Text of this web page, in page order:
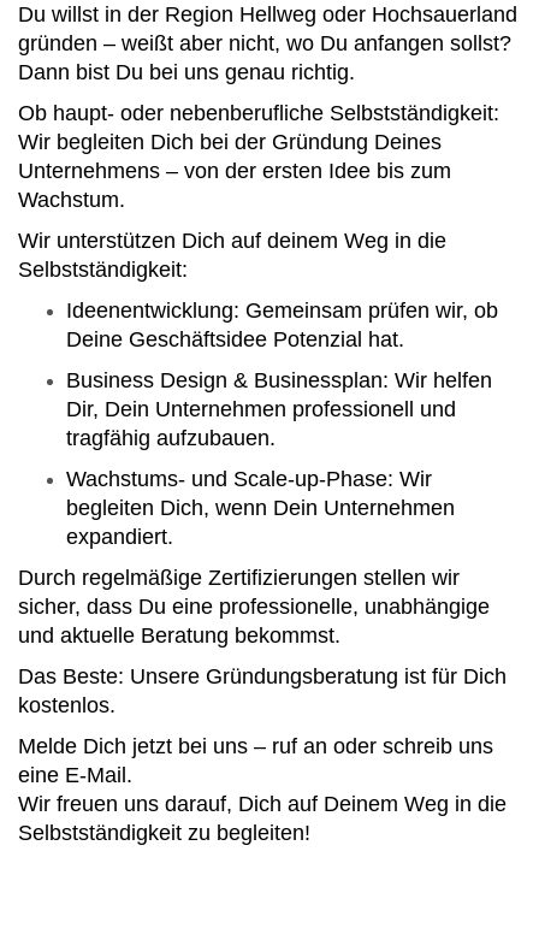
Du willst in der Region Hellweg oder Hochsauerland
gründen – weißt aber nicht, wo Du anfangen sollst?
Dann bist Du bei uns genau richtig.
Ob haupt- oder nebenberufliche Selbstständigkeit:
Wir begleiten Dich bei der Gründung Deines
Unternehmens – von der ersten Idee bis zum
Wachstum.
Wir unterstützen Dich auf deinem Weg in die
Selbstständigkeit:
Ideenentwicklung: Gemeinsam prüfen wir, ob
Deine Geschäftsidee Potenzial hat.
Business Design & Businessplan: Wir helfen
Dir, Dein Unternehmen professionell und
tragfähig aufzubauen.
Wachstums- und Scale-up-Phase: Wir
begleiten Dich, wenn Dein Unternehmen
expandiert.
Durch regelmäßige Zertifizierungen stellen wir
sicher, dass Du eine professionelle, unabhängige
und aktuelle Beratung bekommst.
Das Beste: Unsere Gründungsberatung ist für Dich
kostenlos.
Melde Dich jetzt bei uns – ruf an oder schreib uns
eine E-Mail.
Wir freuen uns darauf, Dich auf Deinem Weg in die
Selbstständigkeit zu begleiten!